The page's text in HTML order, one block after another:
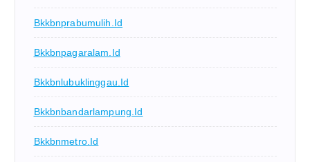
Bkkbnprabumulih.id
Bkkbnpagaralam.id
Bkkbnlubuklinggau.id
Bkkbnbandarlampung.id
Bkkbnmetro.id